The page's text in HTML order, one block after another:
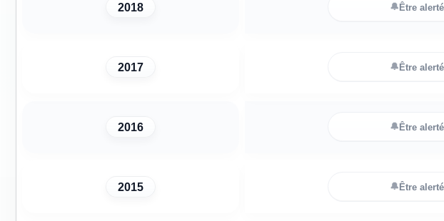
2018 🔔Être alerté
2017 🔔Être alerté
2016 🔔Être alerté
2015 🔔Être alerté